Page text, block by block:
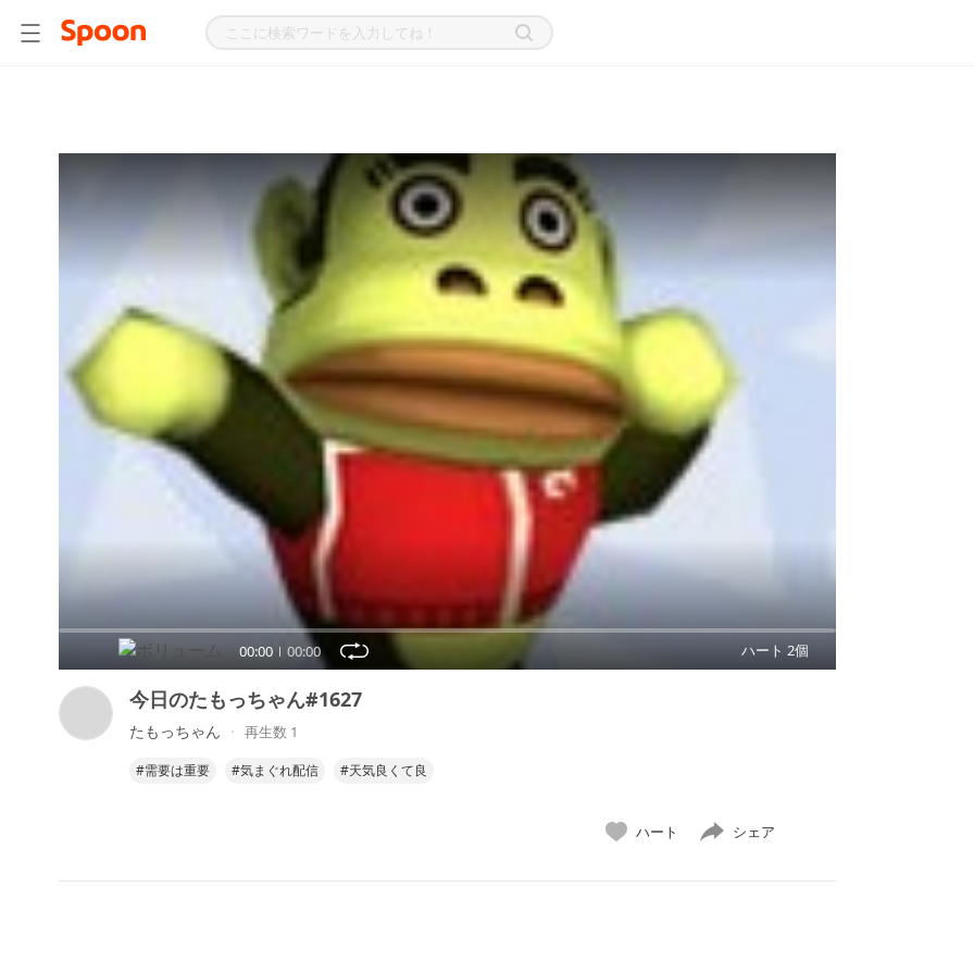
00:00 00:00 ハート 2個
今日のたもっちゃん#1627
たもっちゃん 再生数 1
#需要は重要 #気まぐれ配信 #天気良くて良
ハート シェア